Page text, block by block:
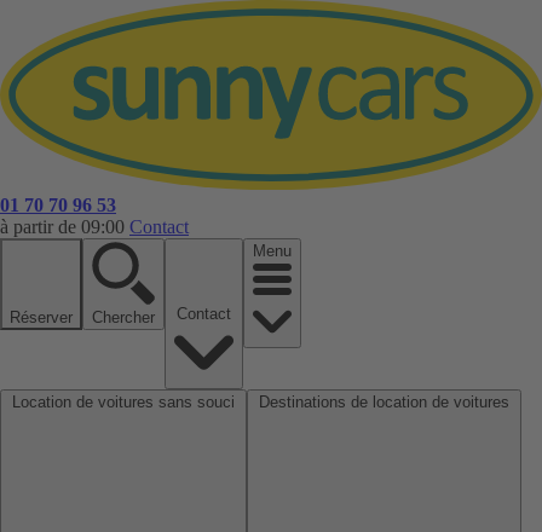
01 70 70 96 53
à partir de 09:00 Contact
Réserver Chercher
Menu